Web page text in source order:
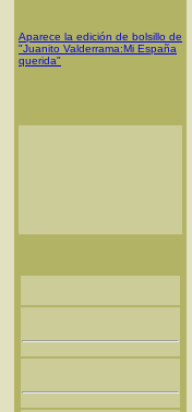
Aparece la edición de bolsillo de
"Juanito Valderrama:Mi España
querida"